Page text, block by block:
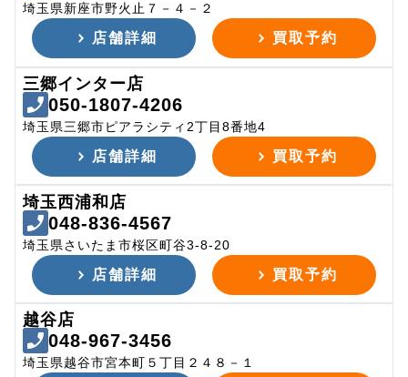
埼玉県新座市野火止７－４－２
店舗詳細 買取予約
三郷インター店
050-1807-4206
埼玉県三郷市ピアラシティ2丁目8番地4
店舗詳細 買取予約
埼玉西浦和店
048-836-4567
埼玉県さいたま市桜区町谷3-8-20
店舗詳細 買取予約
越谷店
048-967-3456
埼玉県越谷市宮本町５丁目２４８－１